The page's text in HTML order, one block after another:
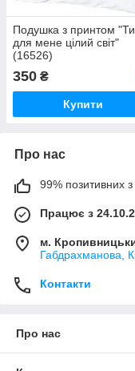
Подушка з принтом "Ти
для мене цілий світ"
(16526)
350 ₴
Купити
Про нас
99% позитивних з
Працює з
м.
Габдрахманова,
Контакти
Про нас